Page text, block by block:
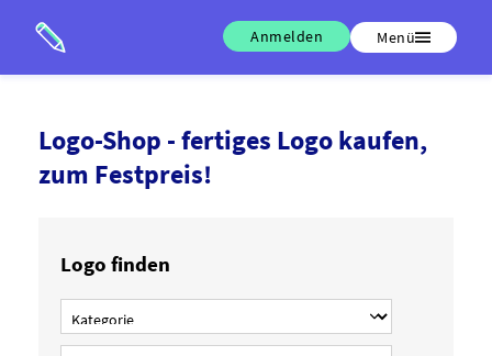
Anmelden Menü
Logo-Shop - fertiges Logo kaufen,
zum Festpreis!
Logo finden